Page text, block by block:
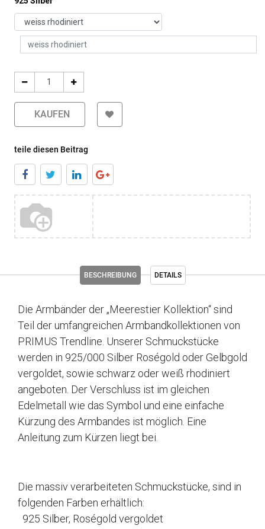
KAUFEN
teile diesen Beitrag
BESCHREIBUNG DETAILS
Die Armbänder der „Meerestier Kollektion“ sind
Teil der umfangreichen Armbandkollektionen von
PRIMUS Trendline. Unserer Schmuckstücke
werden in 925/000 Silber Roségold oder Gelbgold
vergoldet, sowie schwarz oder weiß rhodiniert
angeboten. Der Verschluss ist im gleichen
Edelmetall wie das Symbol und eine einfache
Kürzung des Armbandes ist möglich. Eine
Anleitung zum Kürzen liegt bei.
Die massiv verarbeiteten Schmuckstücke, sind in
folgenden Farben erhältlich:
925 Silber, Roségold vergoldet